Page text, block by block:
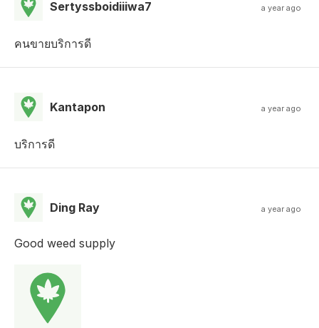
Sertyssboidiiiwa7 a year ago
คนขายบริการดี
Kantapon a year ago
บริการดี
Ding Ray a year ago
Good weed supply